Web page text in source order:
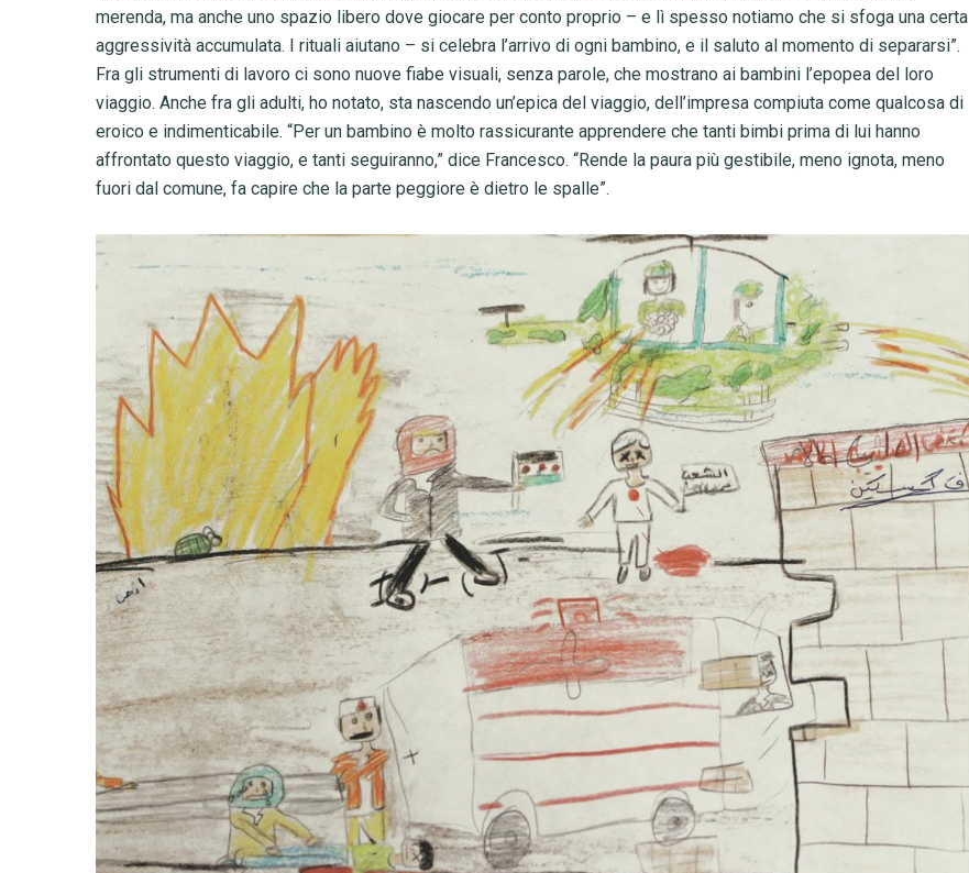
merenda, ma anche uno spazio libero dove giocare per conto proprio – e lì spesso notiamo che si sfoga una certa
aggressività accumulata. I rituali aiutano – si celebra l’arrivo di ogni bambino, e il saluto al momento di separarsi”.
Fra gli strumenti di lavoro ci sono nuove fiabe visuali, senza parole, che mostrano ai bambini l’epopea del loro
viaggio. Anche fra gli adulti, ho notato, sta nascendo un’epica del viaggio, dell’impresa compiuta come qualcosa di
eroico e indimenticabile. “Per un bambino è molto rassicurante apprendere che tanti bimbi prima di lui hanno
affrontato questo viaggio, e tanti seguiranno,” dice Francesco. “Rende la paura più gestibile, meno ignota, meno
fuori dal comune, fa capire che la parte peggiore è dietro le spalle”.